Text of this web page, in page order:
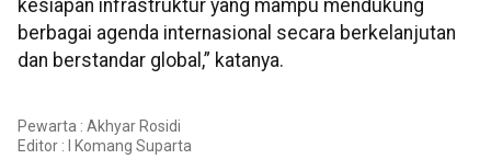
kesiapan infrastruktur yang mampu mendukung
berbagai agenda internasional secara berkelanjutan
dan berstandar global,” katanya.
Pewarta : Akhyar Rosidi
Editor :
I Komang Suparta